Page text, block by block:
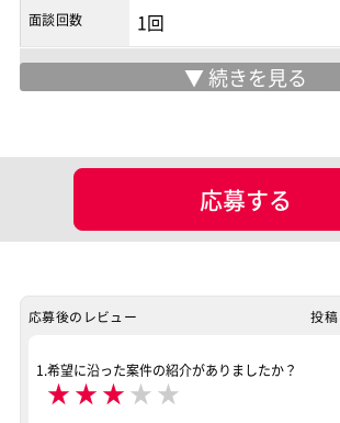
面談回数 1回
マッチング設定
ネットワークエンジニア 運用／
サーバーエンジニア
スキル
応募する
応募後のレビュー
投
1.希望に沿った案件の紹介がありましたか？
★ ★ ★ ★ ★